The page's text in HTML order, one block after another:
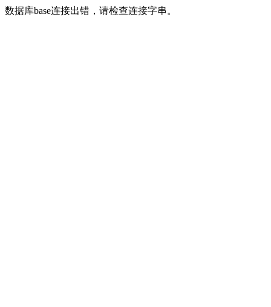
数据库base连接出错，请检查连接字串。